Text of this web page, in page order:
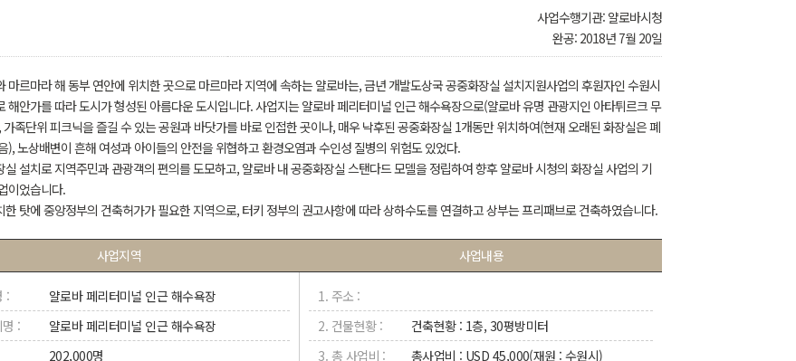
사업수행기관: 얄로바시청
완공: 2018년 7월 20일
마르마라 해 동부 연안에 위치한 곳으로 마르마라 지역에 속하는 얄로바는, 금년 개발도상국 공중화장실 설치지원사업의 후원자인 수원시
해안가를 따라 도시가 형성된 아름다운 도시입니다. 사업지는 얄로바 페리터미널 인근 해수욕장으로(얄로바 유명 관광지인 아타튀르크 무
가족단위 피크닉을 즐길 수 있는 공원과 바닷가를 바로 인접한 곳이나, 매우 낙후된 공중화장실 1개동만 위치하여(현재 오래된 화장실은 폐
), 노상배변이 흔해 여성과 아이들의 안전을 위협하고 환경오염과 수인성 질병의 위험도 있었다.
실 설치로 지역주민과 관광객의 편의를 도모하고, 얄로바 내 공중화장실 스탠다드 모델을 정립하여 향후 얄로바 시청의 화장실 사업의 기
이었습니다.
한 탓에 중앙정부의 건축허가가 필요한 지역으로, 터키 정부의 권고사항에 따라 상하수도를 연결하고 상부는 프리패브로 건축하였습니다.
사업지역 사업내용
:
얄로바 페리터미널 인근 해수욕장
:
얄로바 페리터미널 인근 해수욕장
202,000명
1. 주소 :
2. 건물현황 :
건축현황 : 1층, 30평방미터
3. 총 사업비 :
총사업비 : USD 45,000(재원 : 수원시)